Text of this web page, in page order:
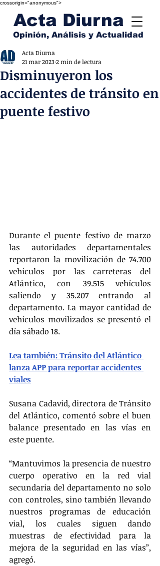
crossorigin="anonymous">
Acta Diurna
Opinión, Análisis y Actualidad
Disminuyeron los
accidentes de tránsito en
puente festivo
Acta Diurna
21 mar 20232 min de lectura
Durante el puente festivo de marzo
las autoridades departamentales
reportaron la movilización de 74.700
vehículos por las carreteras del
Atlántico, con 39.515 vehículos
saliendo y 35.207 entrando al
departamento. La mayor cantidad de
vehículos movilizados se presentó el
día sábado 18.
Lea también: Tránsito del Atlántico
lanza APP para reportar accidentes
viales
Susana Cadavid, directora de Tránsito
del Atlántico, comentó sobre el buen
balance presentado en las vías en
este puente.
“Mantuvimos la presencia de nuestro
cuerpo operativo en la red vial
secundaria del departamento no solo
con controles, sino también llevando
nuestros programas de educación
vial, los cuales siguen dando
muestras de efectividad para la
mejora de la seguridad en las vías”,
agregó.